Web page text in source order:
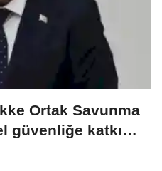
Ortak Savunma
güvenliğe katkı